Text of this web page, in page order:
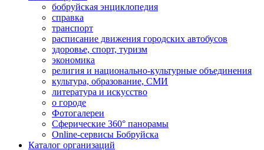
бобруйская энциклопедия
справка
транспорт
расписание движения городских автобусов
здоровье, спорт, туризм
экономика
религия и национально-культурные объединения
культура, образование, СМИ
литература и искусство
о городе
Фотогалереи
Сферические 360° панорамы
Online-сервисы Бобруйска
Каталог организаций